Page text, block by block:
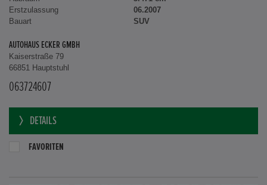
Erstzulassung
06.2007
Bauart
SUV
AUTOHAUS ECKER GMBH
Kaiserstraße 79
66851 Hauptstuhl
063724607
DETAILS
FAVORITEN